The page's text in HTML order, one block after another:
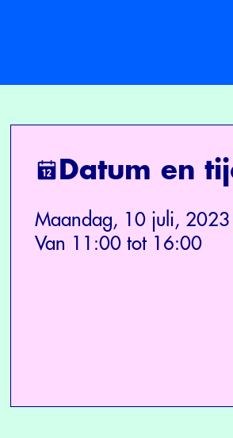
Datum en
Maandag, 10 juli, 2023
Van 11:00 tot 16:00